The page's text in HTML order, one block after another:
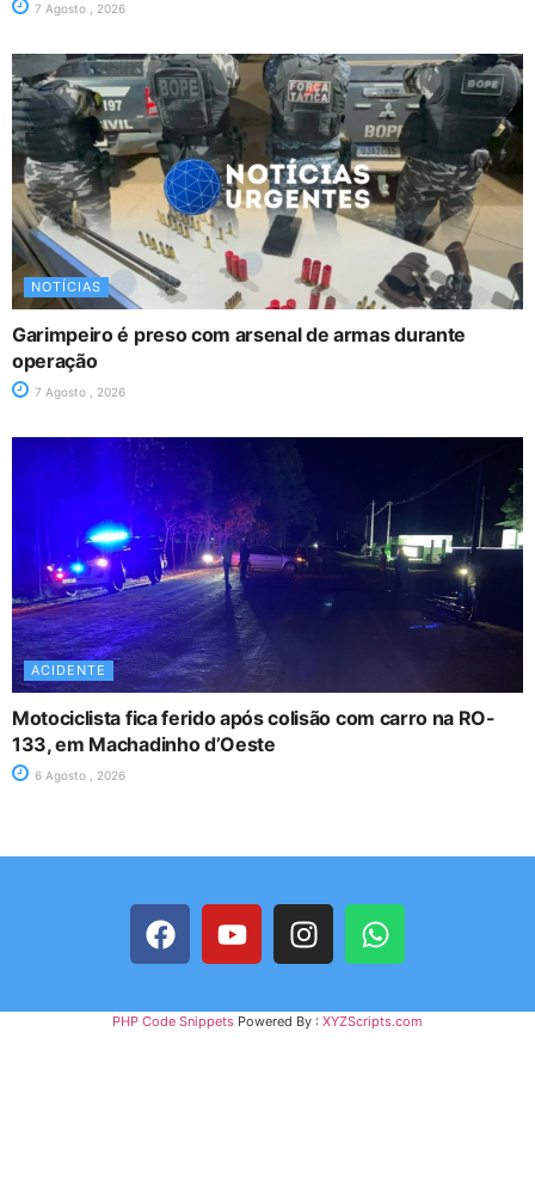
7 Agosto , 2026
NOTÍCIAS
Garimpeiro é preso com arsenal de armas durante
operação
7 Agosto , 2026
ACIDENTE
Motociclista fica ferido após colisão com carro na RO-
133, em Machadinho d’Oeste
6 Agosto , 2026
PHP Code Snippets Powered By : XYZScripts.com